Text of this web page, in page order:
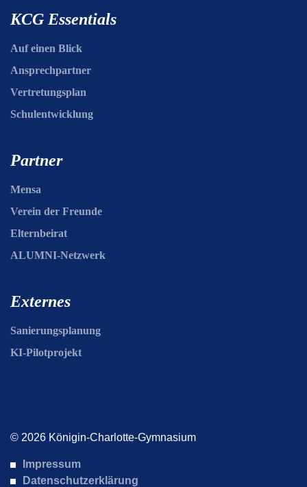
KCG Essentials
Auf einen Blick
Ansprechpartner
Vertretungsplan
Schulentwicklung
Partner
Mensa
Verein der Freunde
Elternbeirat
ALUMNI-Netzwerk
Externes
Sanierungsplanung
KI-Pilotprojekt
Impressum
Datenschutzerklärung
© 2026 Königin-Charlotte-Gymnasium